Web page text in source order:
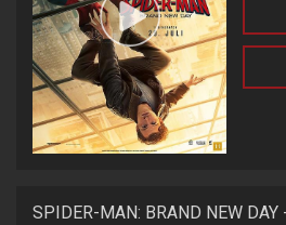
SPIDER-MAN: BRAND NEW DAY